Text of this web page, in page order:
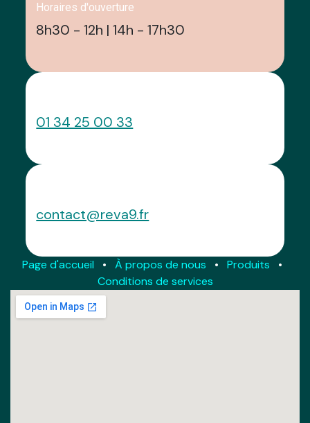
Horaires d'ouverture
8h30 - 12h | 14h - 17h30
01 34 25 00 33
contact@reva9.fr
Page d'accueil • À propos de nous • Produits
•
Conditions de services